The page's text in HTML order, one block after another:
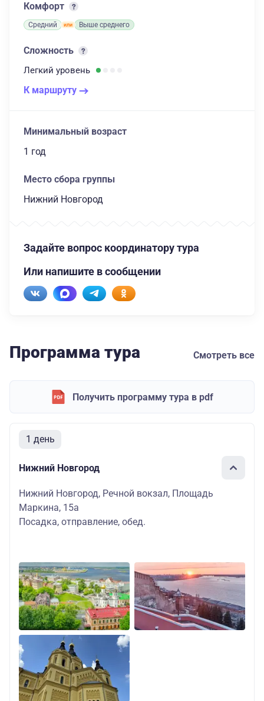
Комфорт
Средний Выше среднего
Сложность
Легкий уровень
К маршруту
Минимальный возраст
1 год
Место сбора группы
Нижний Новгород
Задайте вопрос координатору тура
Или напишите в сообщении
Программа тура Смотреть все
Получить программу тура в pdf
1 день
Нижний Новгород
Нижний Новгород, Речной вокзал, Площадь
Маркина, 15а
Посадка, отправление, обед.